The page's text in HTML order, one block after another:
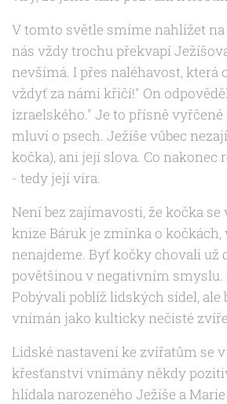
V tomto světle smíme nahlížet
nás vždy trochu překvapí
nevšímá. I přes naléhavost, která
vždyť za námi křičí!" On
izraelského." Je to přísně
mluví o psech. Ježíše vůbec
kočka), ani její slova. Co
- tedy její víra.
Není bez zajímavosti, že kočka
knize Báruk je zmínka o
nenajdeme. Byť kočky chovali už
povětšinou v negativním smyslu.
Pobývali poblíž lidských sídel,
vnímán jako kulticky nečisté
Lidské nastavení ke zvířatům se
křesťanství vnímány někdy
hlídala narozeného Ježíše a